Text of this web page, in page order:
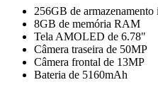
256GB de armazenamento
8GB de memória RAM
Tela AMOLED de 6.78"
Câmera traseira de 50MP
Câmera frontal de 13MP
Bateria de 5160mAh